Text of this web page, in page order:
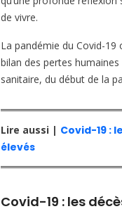
de vivre.
La pandémie du Covid-
bilan des pertes
sanitaire, du début de la
Lire aussi | Covid-19 :
élevés
Covid-19 : les